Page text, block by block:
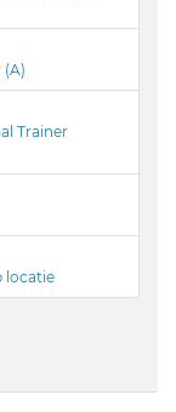
Trainer
locatie